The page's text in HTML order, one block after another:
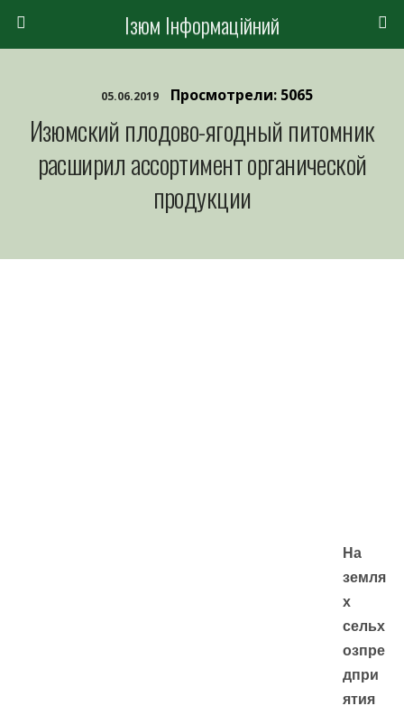
Ізюм Інформаційний
05.06.2019 Просмотрели: 5065
Изюмский плодово-ягодный питомник
расширил ассортимент органической
продукции
На
земля
х
сельх
озпре
дпри
ятия